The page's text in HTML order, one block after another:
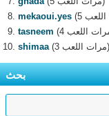
mekaoui.yes
tasneem
shimaa
(3 مرات اللعب)
بحث